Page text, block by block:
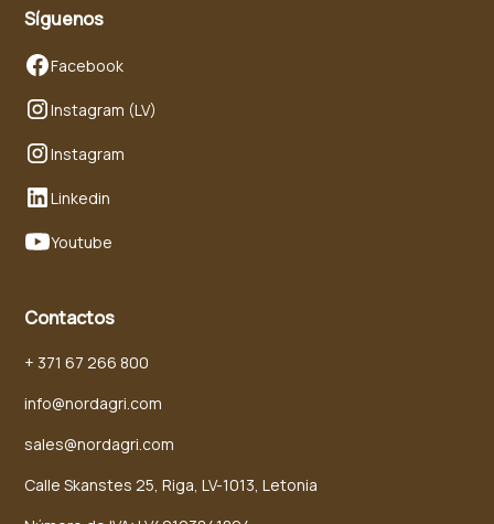
Síguenos
Facebook
Instagram (LV)
Instagram
Linkedin
Youtube
Contactos
+ 371 67 266 800
info@nordagri.com
sales@nordagri.com
Calle Skanstes 25, Riga, LV-1013, Letonia